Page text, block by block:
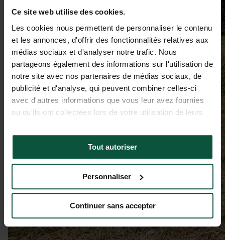
Ce site web utilise des cookies.
Les cookies nous permettent de personnaliser le contenu
et les annonces, d'offrir des fonctionnalités relatives aux
médias sociaux et d'analyser notre trafic. Nous
partageons également des informations sur l'utilisation de
notre site avec nos partenaires de médias sociaux, de
publicité et d'analyse, qui peuvent combiner celles-ci
avec d'autres informations que vous leur avez fournies
ou qu'ils ont collectées lors de votre utilisation de leurs
Tout autoriser
Personnaliser
Continuer sans accepter